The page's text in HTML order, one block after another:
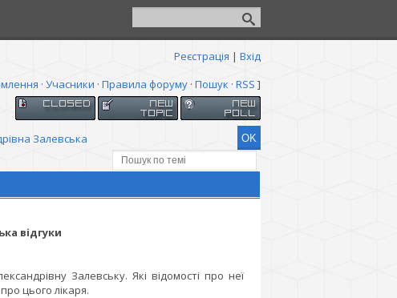
Реєстрація | Вхід
· Учасники · Правила форуму· Пошук · RSS ]
Залевська
відгуки
Залевську. Які відомості про неї
цього лікаря.